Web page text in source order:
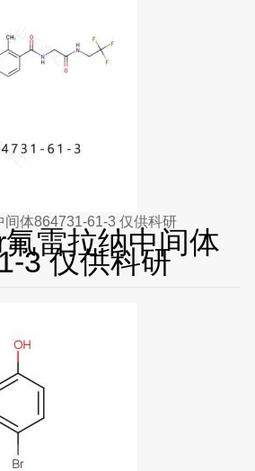
间体864731-61-3 仅供科研
雷拉纳中间体
3 仅供科研